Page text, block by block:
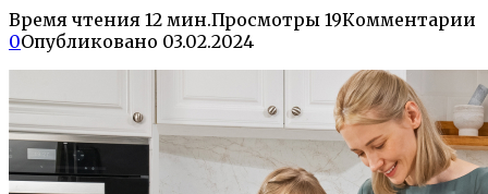
Время чтения 12 мин.Просмотры 19Комментарии
0Опубликовано 03.02.2024